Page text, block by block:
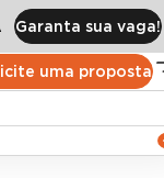
uma proposta
Garanta sua vaga!
para ganhar mais
investimento
mercado